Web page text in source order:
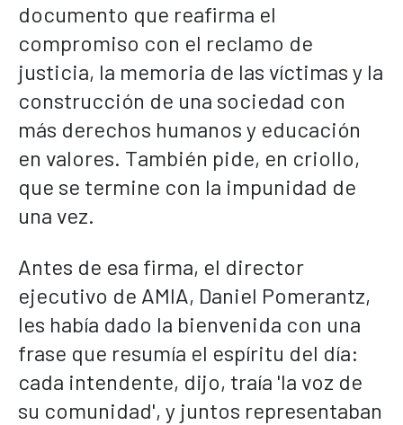
documento que reafirma el
compromiso con el reclamo de
justicia, la memoria de las víctimas y la
construcción de una sociedad con
más derechos humanos y educación
en valores. También pide, en criollo,
que se termine con la impunidad de
una vez.
Antes de esa firma, el director
ejecutivo de AMIA, Daniel Pomerantz,
les había dado la bienvenida con una
frase que resumía el espíritu del día:
cada intendente, dijo, traía 'la voz de
su comunidad', y juntos representaban